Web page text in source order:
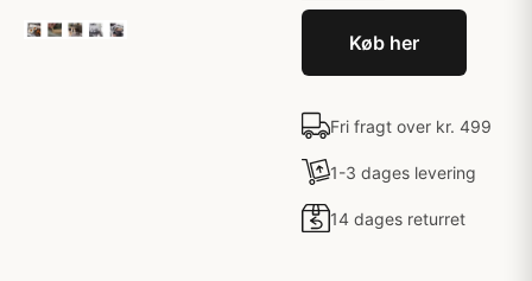
Køb her
Fri fragt over kr. 499
1-3 dages levering
14 dages returret